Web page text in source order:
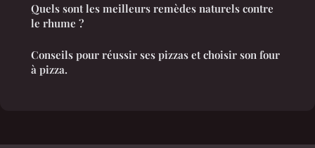
Quels sont les meilleurs remèdes naturels contre
le rhume ?
Conseils pour réussir ses pizzas et choisir son four
à pizza.